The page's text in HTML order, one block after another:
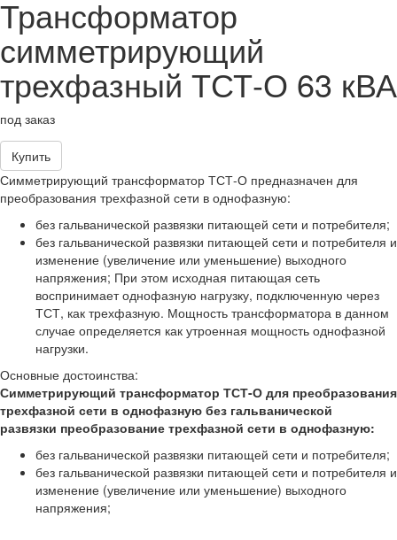
Трансформатор
симметрирующий
трехфазный ТСТ-О 63 кВА
под заказ
Купить
Симметрирующий трансформатор ТСТ-О предназначен для
преобразования трехфазной сети в однофазную:
без гальванической развязки питающей сети и потребителя;
без гальванической развязки питающей сети и потребителя и
изменение (увеличение или уменьшение) выходного
напряжения; При этом исходная питающая сеть
воспринимает однофазную нагрузку, подключенную через
ТСТ, как трехфазную. Мощность трансформатора в данном
случае определяется как утроенная мощность однофазной
нагрузки.
Основные достоинства:
Симметрирующий трансформатор ТСТ-О для преобразования
трехфазной сети в однофазную без гальванической
развязки преобразование трехфазной сети в однофазную:
без гальванической развязки питающей сети и потребителя;
без гальванической развязки питающей сети и потребителя и
изменение (увеличение или уменьшение) выходного
напряжения;